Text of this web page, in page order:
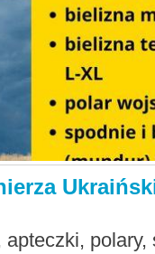
apteczki,